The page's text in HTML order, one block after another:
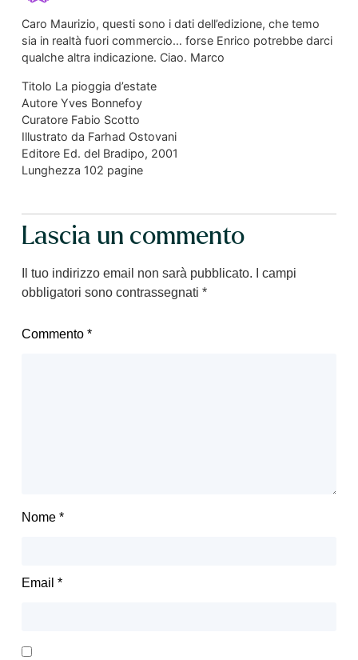
Caro Maurizio, questi sono i dati dell’edizione, che temo
sia in realtà fuori commercio… forse Enrico potrebbe darci
qualche altra indicazione. Ciao. Marco
Titolo La pioggia d’estate
Autore Yves Bonnefoy
Curatore Fabio Scotto
Illustrato da Farhad Ostovani
Editore Ed. del Bradipo, 2001
Lunghezza 102 pagine
Lascia un commento
Il tuo indirizzo email non sarà pubblicato.
I campi
obbligatori sono contrassegnati *
Commento *
Nome *
Email *